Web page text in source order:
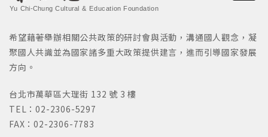
Yu Chi-Chung Cultural & Education Foundation
希望藉著舉辦相關公共政策的研討會與活動，溝通國人觀念，凝
聚國人共識並為國家諸多重大政策提供建言，進而引導國家發展
方向。
台北市萬華區大理街 132 號 3 樓
TEL：02-2306-5297
FAX：02-2306-7783